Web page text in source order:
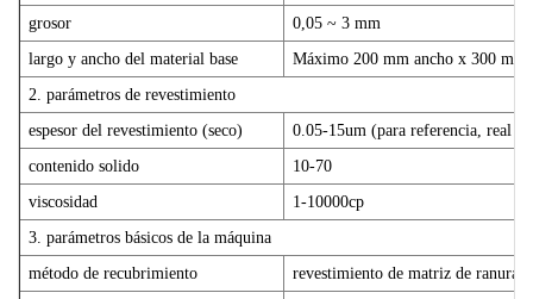
grosor
0,05 ~ 3 mm
largo y ancho del material base
Máximo 200 mm ancho x 300 mm
2. parámetros de revestimiento
espesor del revestimiento (seco)
0.05-15um (para referencia, real
contenido solido
10-70
viscosidad
1-10000cp
3. parámetros básicos de la máquina
método de recubrimiento
revestimiento de matriz de ranura